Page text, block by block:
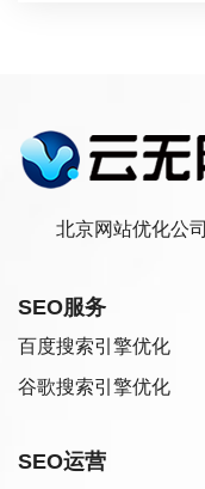
北京网站优化公司
SEO服务
百度搜索引擎优化
谷歌搜索引擎优化
SEO运营